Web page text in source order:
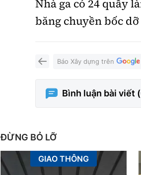
Nhà ga có 24 quầy
băng chuyền bốc
Báo Xây dựng trên
Bình luận bài viết (
ĐỪNG BỎ LỠ
GIAO THÔNG